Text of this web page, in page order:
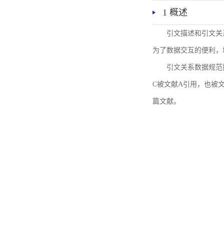
1 概述
引文描述和引文
为了数据交互的便利
引文关系数据规
C被文献A引用，也被
篇文献。